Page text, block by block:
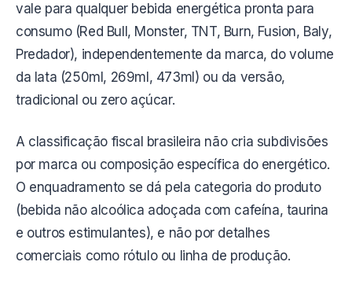
vale para qualquer bebida energética pronta para
consumo (Red Bull, Monster, TNT, Burn, Fusion, Baly,
Predador), independentemente da marca, do volume
da lata (250ml, 269ml, 473ml) ou da versão,
tradicional ou zero açúcar.
A classificação fiscal brasileira não cria subdivisões
por marca ou composição específica do energético.
O enquadramento se dá pela categoria do produto
(bebida não alcoólica adoçada com cafeína, taurina
e outros estimulantes), e não por detalhes
comerciais como rótulo ou linha de produção.